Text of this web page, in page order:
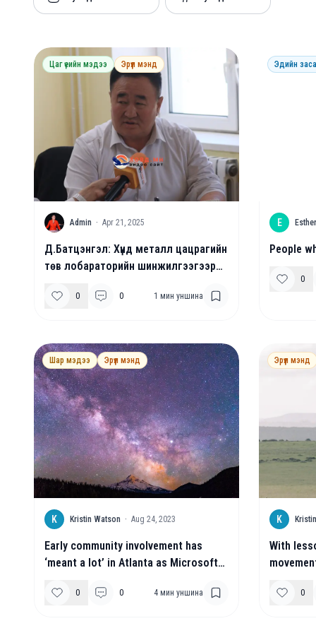
Цаг үеийн мэдээ Эрүүл мэнд
A Admin · Apr 21, 2025
Д.Батцэнгэл: Хүнд металл цацрагийн
төв лобараторийн шинжилгээгээр
0 0 1 мин уншина
Эдийн
E
People
0
Шар мэдээ Эрүүл мэнд
K Kristin Watson · Aug 24, 2023
Early community involvement has
‘meant a lot’ in Atlanta as Microsoft
0 0 4 мин уншина
Эрүүл мэнд
K
With
0